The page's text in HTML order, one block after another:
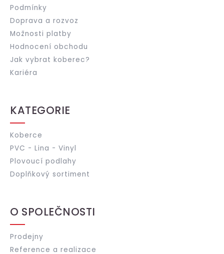
Podmínky
Doprava a rozvoz
Možnosti platby
Hodnocení obchodu
Jak vybrat koberec?
Kariéra
KATEGORIE
Koberce
PVC - Lina - Vinyl
Plovoucí podlahy
Doplňkový sortiment
O SPOLEČNOSTI
Prodejny
Reference a realizace